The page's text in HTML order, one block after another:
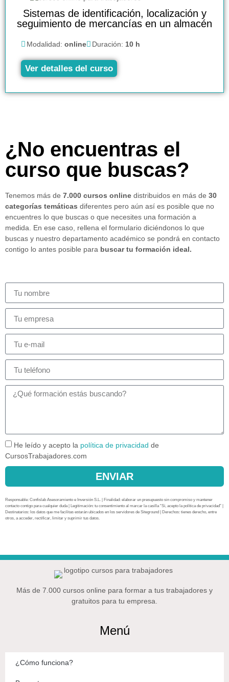
Sistemas de identificación, localización y
seguimiento de mercancías en un almacén
Modalidad: online Duración: 10 h
Ver detalles del curso
¿No encuentras el
curso que buscas?
Tenemos más de 7.000 cursos online distribuidos en más de 30
categorías temáticas diferentes pero aún así es posible que no
encuentres lo que buscas o que necesites una formación a
medida. En ese caso, rellena el formulario diciéndonos lo que
buscas y nuestro departamento académico se pondrá en contacto
contigo lo antes posible para buscar tu formación ideal.
He leído y acepto la política de privacidad de
CursosTrabajadores.com
ENVIAR
Responsable: Confislab Asesoramiento e Inversión S.L. | Finalidad: elaborar un presupuesto sin compromiso y mantener
contacto contigo para cualquier duda | Legitimación: tu consentimiento al marcar la casilla “Sí, acepto la política de privacidad” |
Destinatarios: los datos que me facilitas estarán ubicados en los servidores de Siteground | Derechos: tienes derecho, entre
otros, a acceder, rectificar, limitar y suprimir tus datos.
Más de 7.000 cursos online para formar a tus trabajadores y
gratuitos para tu empresa.
Menú
¿Cómo funciona?